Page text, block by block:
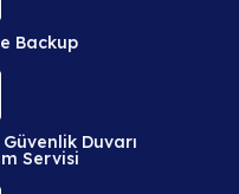
Backup
Duvarı
Servisi